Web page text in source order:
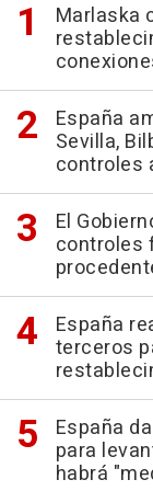
Marlaska
España
Sevilla,
controles
El
controles
España
terceros
España
para
habrá